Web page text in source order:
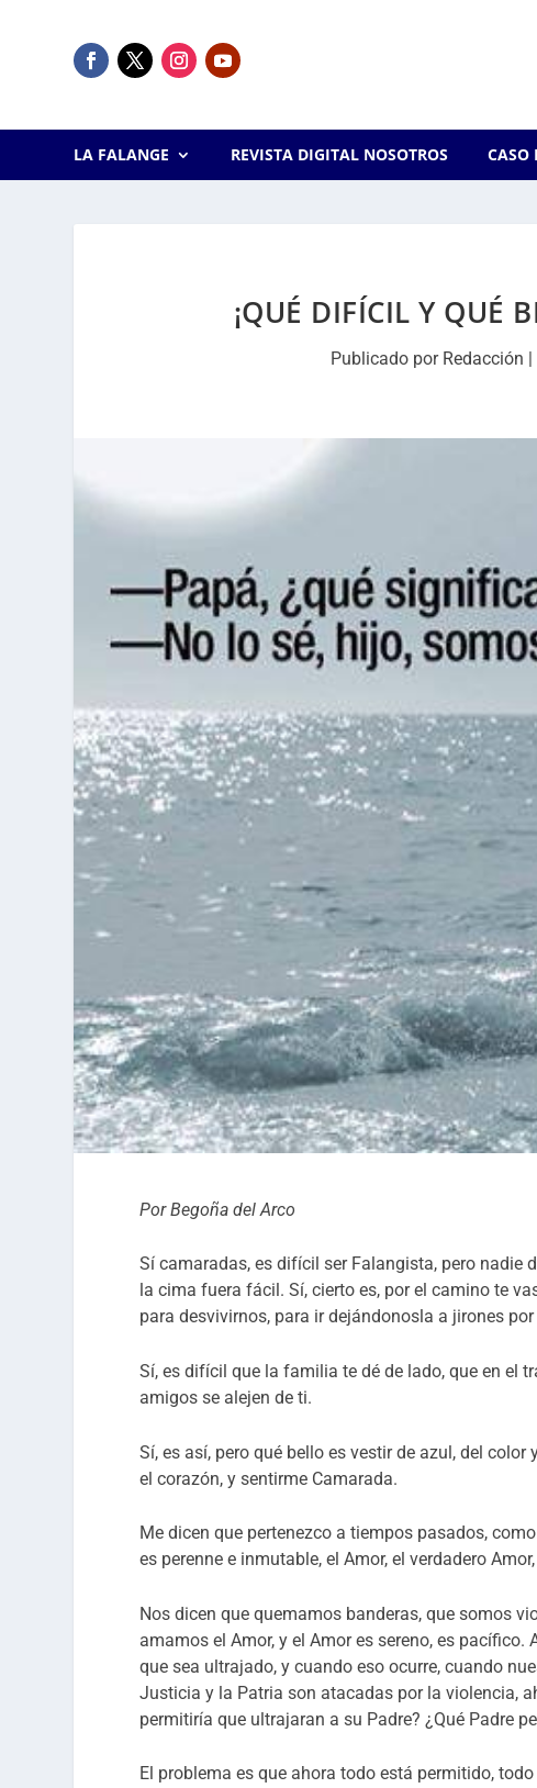
LA FALANGE REVISTA DIGITAL NOSOTROS CASO
¡QUÉ DIFÍCIL Y QUÉ
Publicado por Redacción |
Por Begoña del Arco
Sí camaradas, es difícil ser Falangista, pero nadie
la cima fuera fácil. Sí, cierto es, por el camino te
para desvivirnos, para ir dejándonosla a jirones
Sí, es difícil que la familia te dé de lado, que en el
amigos se alejen de ti.
Sí, es así, pero qué bello es vestir de azul, del
el corazón, y sentirme Camarada.
Me dicen que pertenezco a tiempos pasados,
es perenne e inmutable, el Amor, el verdadero
Nos dicen que quemamos banderas, que somos
amamos el Amor, y el Amor es sereno, es
que sea ultrajado, y cuando eso ocurre, cuando
Justicia y la Patria son atacadas por la violencia,
permitiría que ultrajaran a su Padre? ¿Qué Padre
El problema es que ahora todo está permitido,